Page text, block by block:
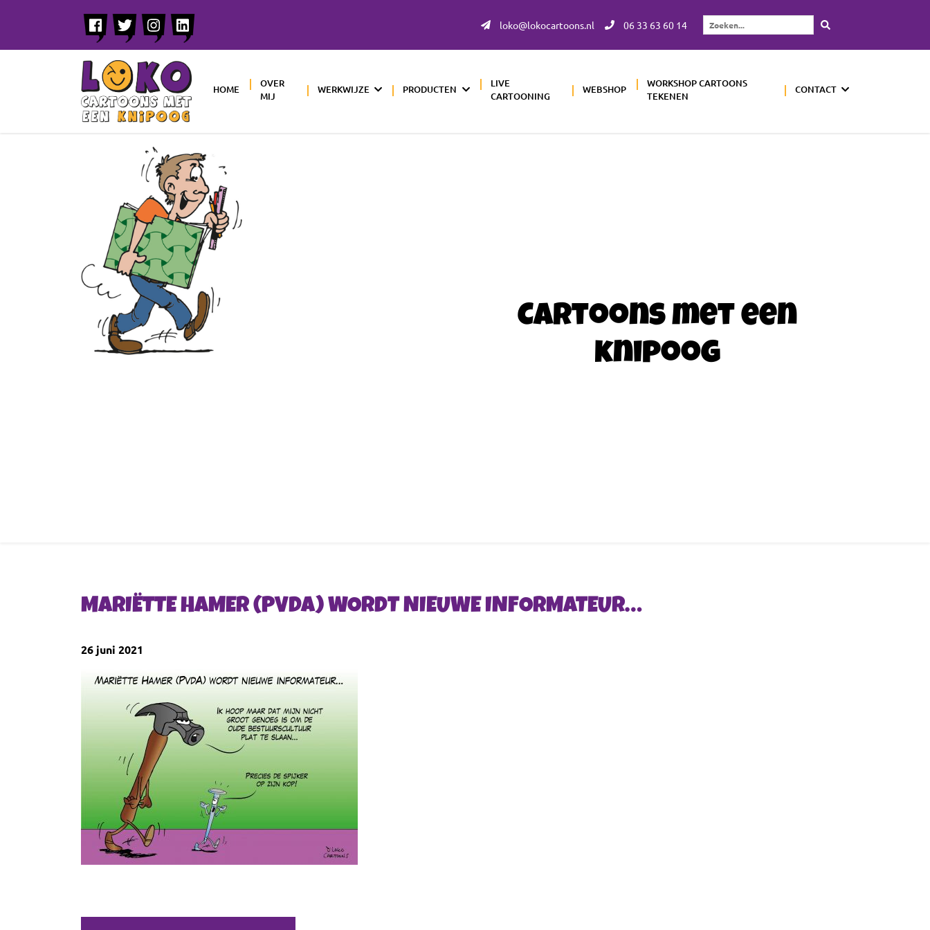
loko@lokocartoons.nl 06 33 63 60 14
Zoeken...
HOME
OVER
MIJ
WERKWIJZE PRODUCTEN
LIVE
CARTOONING
WEBSHOP
WORKSHOP CARTOONS
TEKENEN
CONTACT
Cartoons met een
knipoog
MARIËTTE HAMER (PVDA) WORDT NIEUWE INFORMATEUR…
26 juni 2021